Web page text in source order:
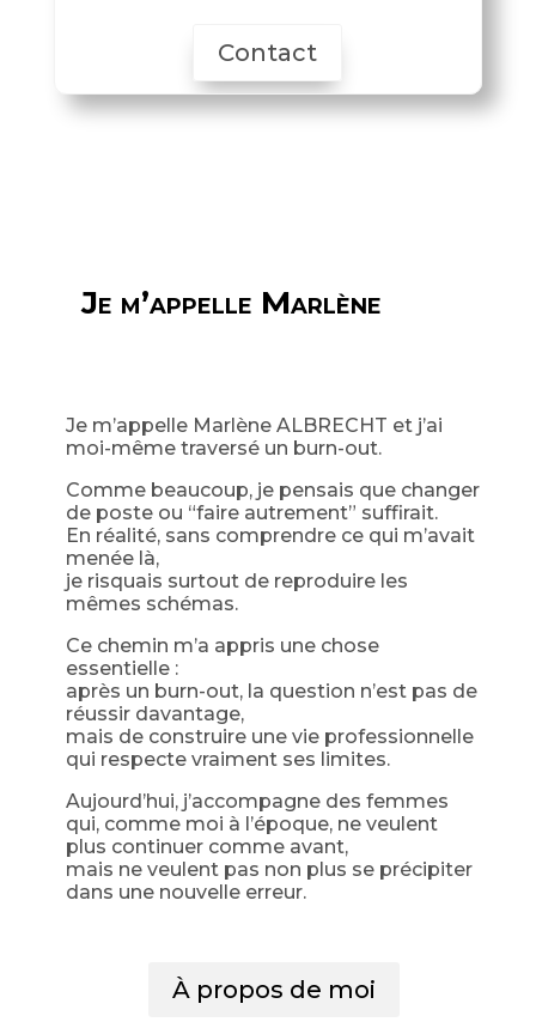
Contact
Je m’appelle Marlène
Je m’appelle Marlène ALBRECHT et j’ai
moi-même traversé un burn-out.
Comme beaucoup, je pensais que changer
de poste ou “faire autrement” suffirait.
En réalité, sans comprendre ce qui m’avait
menée là,
je risquais surtout de reproduire les
mêmes schémas.
Ce chemin m’a appris une chose
essentielle :
après un burn-out, la question n’est pas de
réussir davantage,
mais de construire une vie professionnelle
qui respecte vraiment ses limites.
Aujourd’hui, j’accompagne des femmes
qui, comme moi à l’époque, ne veulent
plus continuer comme avant,
mais ne veulent pas non plus se précipiter
dans une nouvelle erreur.
À propos de moi